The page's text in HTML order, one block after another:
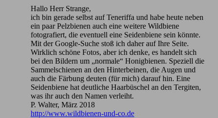
Hallo Herr Strange,
ich bin gerade selbst auf Teneriffa und habe heute neben
ein paar Pelzbienen auch eine weitere Wildbiene
fotografiert, die eventuell eine Seidenbiene sein könnte.
Mit der Google-Suche stoß ich daher auf Ihre Seite.
Wirklich schöne Fotos, aber ich denke, es handelt sich
bei den Bildern um „normale“ Honigbienen. Speziell die
Sammelschienen an den Hinterbeinen, die Augen und
auch die Färbung deuten (für mich) darauf hin. Eine
Seidenbiene hat deutliche Haarbüschel an den Tergiten,
was ihr auch den Namen verleiht.
P. Walter, März 2018
http://www.wildbienen-und-co.de